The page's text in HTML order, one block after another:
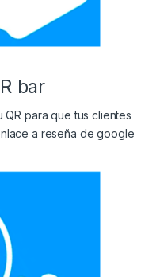
bar
para que tus clientes
a reseña de google